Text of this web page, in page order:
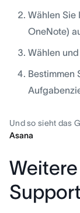
Wählen Sie
OneNote)
Wählen
Bestimmen
Und so sieht das
Asana
Support